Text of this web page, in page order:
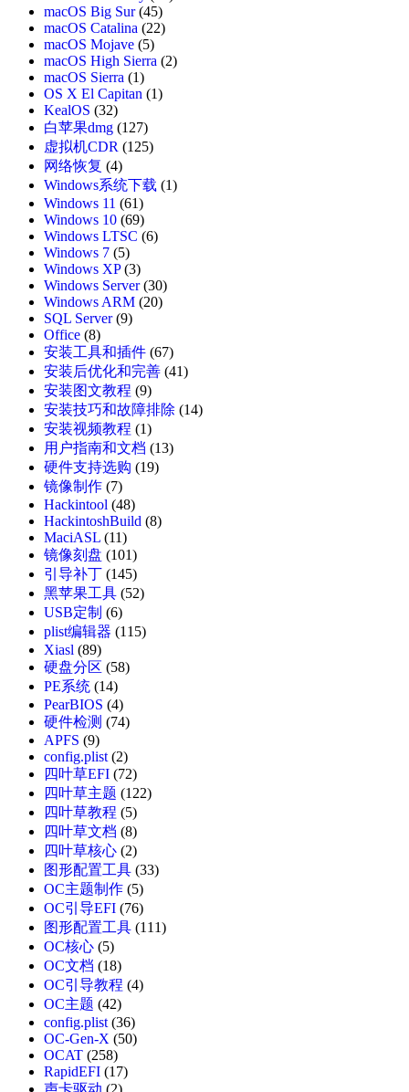
macOS Big Sur(45)
macOS Catalina (22)
macOS Mojave (5)
macOS High Sierra (2)
macOS Sierra (1)
OS X El Capitan (1)
KealOS (32)
白苹果dmg (127)
虚拟机CDR (125)
网络恢复 (4)
Windows系统下载 (1)
Windows 11 (61)
Windows 10 (69)
Windows LTSC (6)
Windows 7 (5)
Windows XP(3)
Windows Server(30)
Windows ARM (20)
SQL Server(9)
Office (8)
安装工具和插件 (67)
安装后优化和完善 (41)
安装图文教程 (9)
安装技巧和故障排除 (14)
安装视频教程 (1)
用户指南和文档 (13)
硬件支持选购 (19)
镜像制作 (7)
Hackintool (48)
HackintoshBuild (8)
MaciASL (11)
镜像刻盘 (101)
引导补丁 (145)
黑苹果工具 (52)
USB定制 (6)
plist编辑器 (115)
Xiasl (89)
硬盘分区 (58)
PE系统 (14)
PearBIOS (4)
硬件检测 (74)
APFS (9)
config.plist(2)
四叶草EFI (72)
四叶草主题 (122)
四叶草教程 (5)
四叶草文档 (8)
四叶草核心 (2)
图形配置工具 (33)
OC主题制作 (5)
OC引导EFI (76)
图形配置工具 (111)
OC核心 (5)
OC文档 (18)
OC引导教程 (4)
OC主题 (42)
config.plist(36)
OC-Gen-X (50)
OCAT (258)
RapidEFI (17)